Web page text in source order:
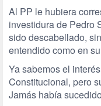
Al PP le hubiera
investidura de Pedro
sido descabellado,
entendido como en
Ya sabemos el
Constitucional, pero
Jamás había